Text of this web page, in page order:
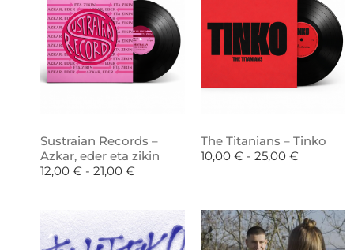
Sustraian Records –
Azkar, eder eta zikin
12,00 € - 21,00 €
The Titanians – Tinko
10,00 € - 25,00 €